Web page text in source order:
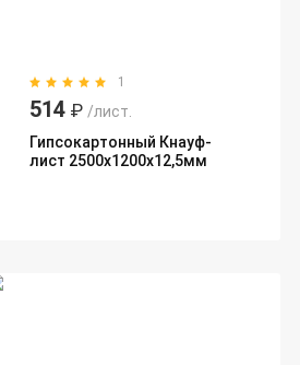
1
514 ₽ /лист.
Гипсокартонный Кнауф-
лист 2500х1200х12,5мм